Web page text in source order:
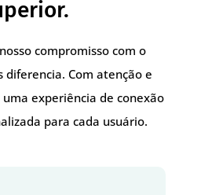
compromisso com o
diferencia. Com atenção e
experiência de conexão
para cada usuário.